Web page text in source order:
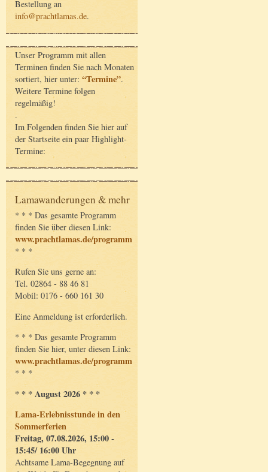
Bestellung an
info@prachtlamas.de.
Unser Programm mit allen
Terminen finden Sie nach Monaten
sortiert, hier unter: “Termine”.
Weitere Termine folgen
regelmäßig!
.
Im Folgenden finden Sie hier auf
der Startseite ein paar Highlight-
Termine:
Lamawanderungen & mehr
* * * Das gesamte Programm
finden Sie über diesen Link:
www.prachtlamas.de/programm
* * *
Rufen Sie uns gerne an:
Tel. 02864 - 88 46 81
Mobil: 0176 - 660 161 30
Eine Anmeldung ist erforderlich.
* * * Das gesamte Programm
finden Sie hier, unter diesen Link:
www.prachtlamas.de/programm
* * *
* * * August 2026 * * *
Lama-Erlebnisstunde in den
Sommerferien
Freitag, 07.08.2026, 15:00 -
15:45/ 16:00 Uhr
Achtsame Lama-Begegnung auf